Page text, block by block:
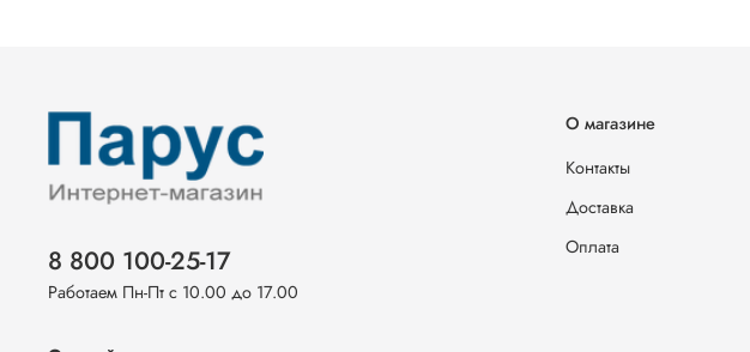
О магазине
Контакты
Доставка
Оплата
8 800 100-25-17
Работаем Пн-Пт с 10.00 до 17.00